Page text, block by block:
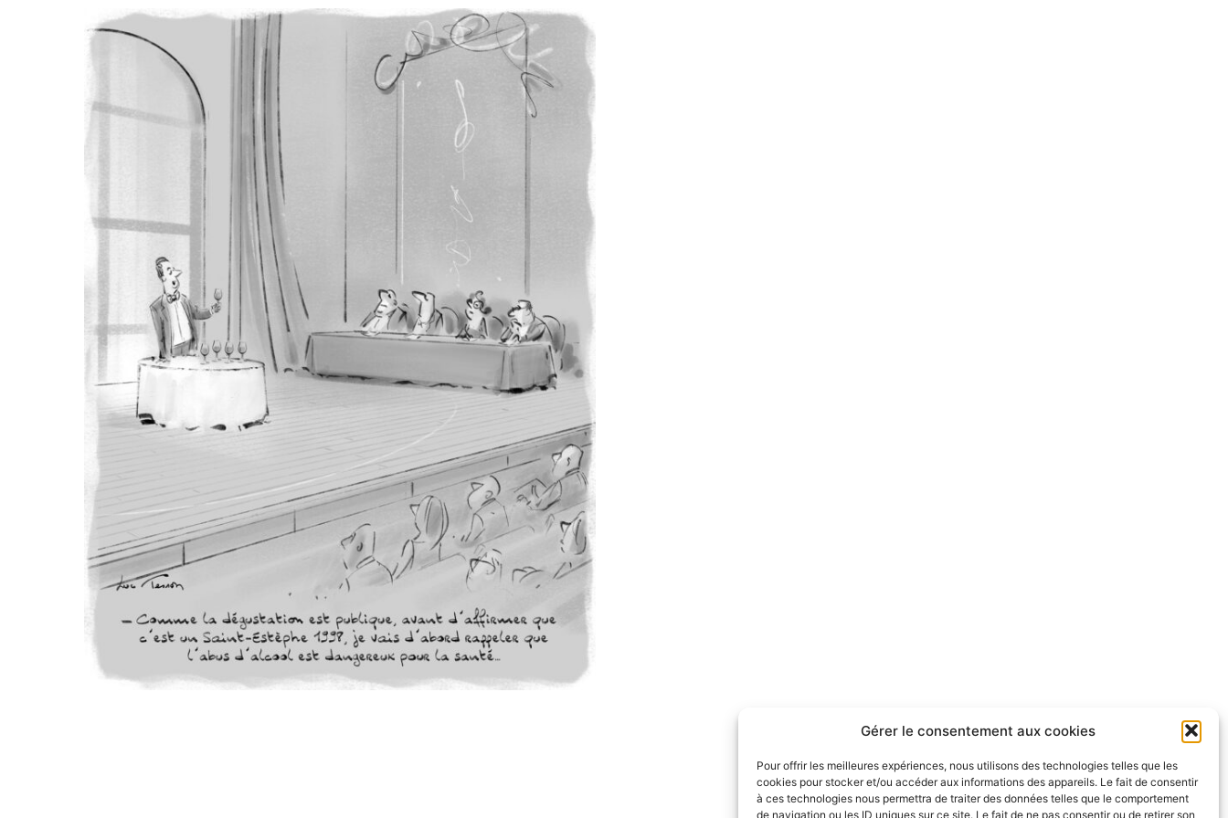
Gérer le consentement aux cookies
Pour offrir les meilleures expériences, nous utilisons des technologies telles que les
cookies pour stocker et/ou accéder aux informations des appareils. Le fait de consentir
à ces technologies nous permettra de traiter des données telles que le comportement
de navigation ou les ID uniques sur ce site. Le fait de ne pas consentir ou de retirer son